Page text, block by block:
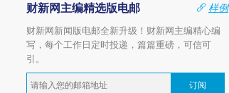
财新网主编精选版电邮
样例
财新网新闻版电邮全新升级！财新网主编精心编
写，每个工作日定时投递，篇篇重磅，可信可
引。
订阅